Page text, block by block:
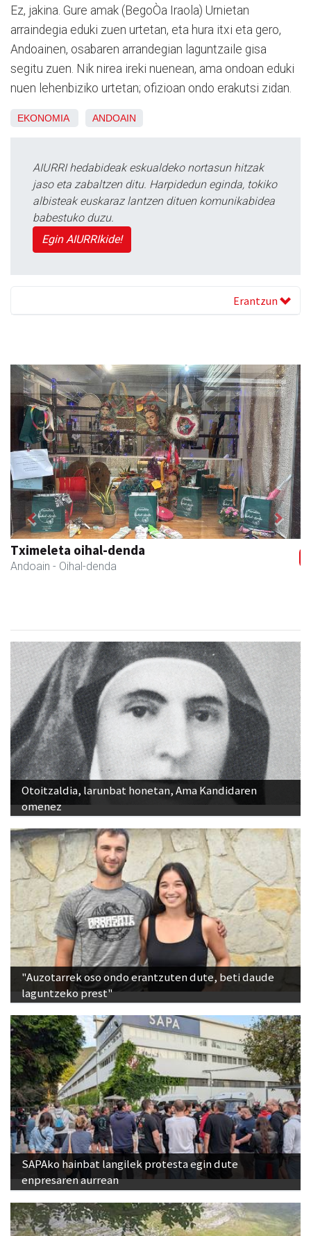
Ez, jakina. Gure amak (BegoÒa Iraola) Urnietan
arraindegia eduki zuen urtetan, eta hura itxi eta gero,
Andoainen, osabaren arrandegian laguntzaile gisa
segitu zuen. Nik nirea ireki nuenean, ama ondoan eduki
nuen lehenbiziko urtetan; ofizioan ondo erakutsi zidan.
EKONOMIA ANDOAIN
AIURRI hedabideak eskualdeko nortasun hitzak
jaso eta zabaltzen ditu. Harpidedun eginda, tokiko
albisteak euskaraz lantzen dituen komunikabidea
babestuko duzu.
Egin AIURRIkide!
Erantzun
Tximeleta oihal-denda
Andoain - Oihal-denda
Previous Next
Otoitzaldia, larunbat honetan, Ama Kandidaren
omenez
"Auzotarrek oso ondo erantzuten dute, beti daude
laguntzeko prest"
SAPAko hainbat langilek protesta egin dute
enpresaren aurrean